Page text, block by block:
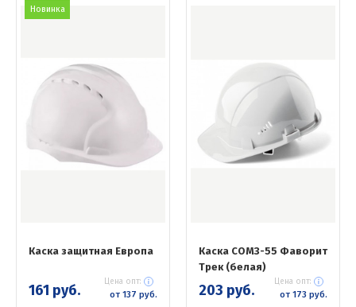
Новинка
Каска защитная Европа
161 руб. Цена опт:
от 137 руб.
Каска СОМЗ-55 Фаворит
Трек (белая)
203 руб. Цена опт:
от 173 руб.